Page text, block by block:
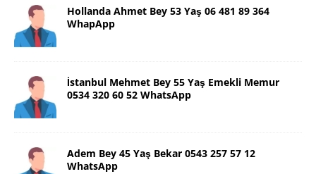
Hollanda Ahmet Bey 53 Yaş 06 481 89 364
WhapApp
İstanbul Mehmet Bey 55 Yaş Emekli Memur
0534 320 60 52 WhatsApp
Adem Bey 45 Yaş Bekar 0543 257 57 12
WhatsApp